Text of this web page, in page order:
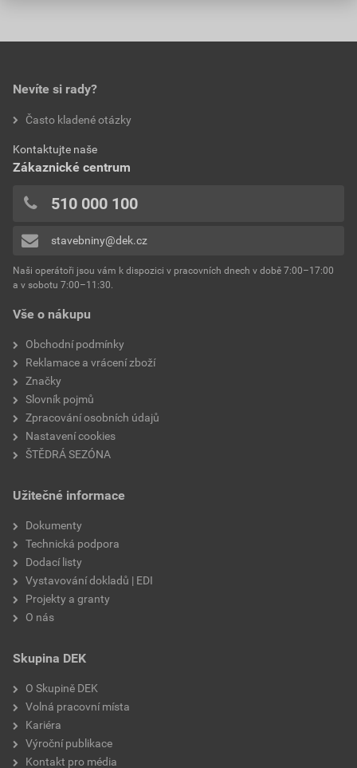
Vše o nákupu
Obchodní podmínky
Reklamace a vrácení zboží
Značky
Slovník pojmů
Zpracování osobních údajů
Nastavení cookies
ŠTĚDRÁ SEZÓNA
Užitečné informace
Dokumenty
Technická podpora
Dodací listy
Vystavování dokladů | EDI
Projekty a granty
O nás
Skupina DEK
O Skupině DEK
Volná pracovní místa
Kariéra
Výroční publikace
Kontakt pro média
Nevíte si rady?
Často kladené otázky
Kontaktujte naše
Zákaznické centrum
510 000 100
stavebniny@dek.cz
Naši operátoři jsou vám k dispozici v pracovních dnech v době 7:00–17:00
a v sobotu 7:00–11:30.